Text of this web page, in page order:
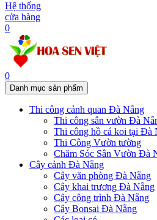
Hệ thống
cửa hàng
0
0
Danh mục sản phẩm
Thi công cảnh quan Đà Nẵng
Thi công sân vườn Đà
Thi công hồ cá koi tại Đà
Thi Công Vườn tường
Chăm Sóc Sân Vườn Đà
Cây cảnh Đà Nẵng
Cây văn phòng Đà Nẵng
Cây khai trương Đà Nẵng
Cây công trình Đà Nẵng
Cây Bonsai Đà Nẵng